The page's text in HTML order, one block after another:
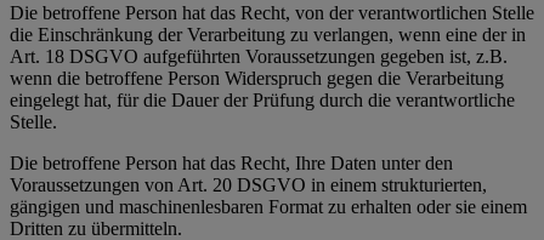
Die betroffene Person hat das Recht, von der verantwortlichen Stelle
die Einschränkung der Verarbeitung zu verlangen, wenn eine der in
Art. 18 DSGVO aufgeführten Voraussetzungen gegeben ist, z.B.
wenn die betroffene Person Widerspruch gegen die Verarbeitung
eingelegt hat, für die Dauer der Prüfung durch die verantwortliche
Stelle.
Die betroffene Person hat das Recht, Ihre Daten unter den
Voraussetzungen von Art. 20 DSGVO in einem strukturierten,
gängigen und maschinenlesbaren Format zu erhalten oder sie einem
Dritten zu übermitteln.